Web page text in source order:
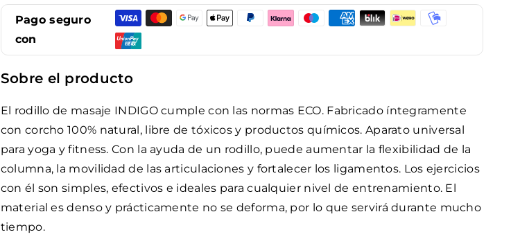
y
Yoga
INDIGO
45*10
cm
Marrón
Yoga
INDIGO
45*10
cm
Marrón
Pago seguro
con
Sobre el producto
El rodillo de masaje INDIGO cumple con las normas ECO. Fabricado íntegramente
con corcho 100% natural, libre de tóxicos y productos químicos. Aparato universal
para yoga y fitness. Con la ayuda de un rodillo, puede aumentar la flexibilidad de la
columna, la movilidad de las articulaciones y fortalecer los ligamentos. Los ejercicios
con él son simples, efectivos e ideales para cualquier nivel de entrenamiento. El
material es denso y prácticamente no se deforma, por lo que servirá durante mucho
tiempo.